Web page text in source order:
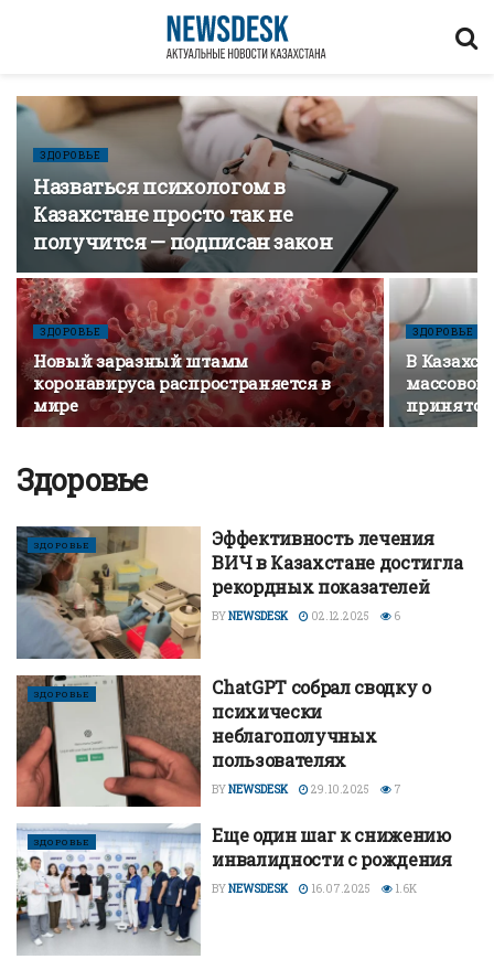
ЗДОРОВЬЕ
Назваться психологом в
Казахстане просто так не
получится — подписан закон
ЗДОРОВЬЕ
Новый заразный штамм
коронавируса распространяется в
мире
ЗДОРОВЬЕ
В
принято
Здоровье
ЗДОРОВЬЕ
Эффективность лечения
ВИЧ в Казахстане достигла
рекордных показателей
BYNEWSDESK 02.12.2025 6
ЗДОРОВЬЕ
ChatGPT собрал сводку о
психически
неблагополучных
пользователях
BYNEWSDESK 29.10.2025 7
ЗДОРОВЬЕ
Еще один шаг к снижению
инвалидности с рождения
BYNEWSDESK 16.07.2025 1.6K